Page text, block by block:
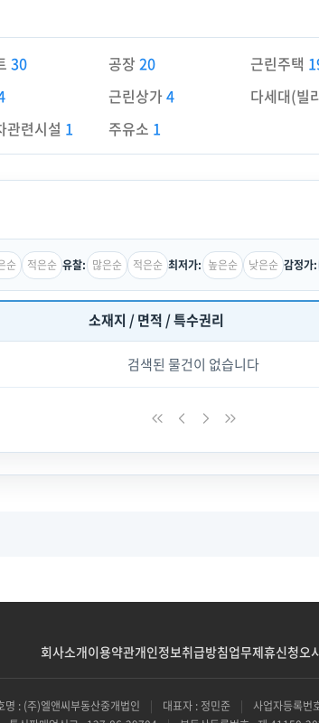
30 공장20 근린주택
근린상가4 다세대(빌
관련시설 1 주유소 1
순 적은순 유찰: 많은순 적은순 최저가: 높은순 낮은순 감정가:
소재지 / 면적 / 특수권리
검색된 물건이 없습니다
회사소개이용약관개인정보취급방침업무제휴신청오
명 : (주)엘앤씨부동산중개법인 | 대표자 : 정민준 |
사업자등록